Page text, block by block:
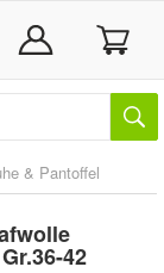
& Pantoffel
42